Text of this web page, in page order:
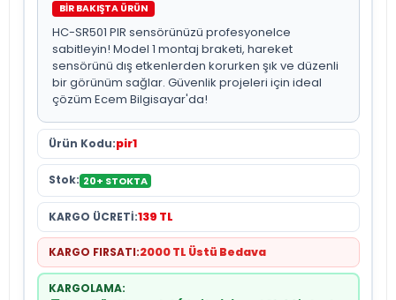
BİR BAKIŞTA ÜRÜN
HC-SR501 PIR sensörünüzü profesyonelce
sabitleyin! Model 1 montaj braketi, hareket
sensörünü dış etkenlerden korurken şık ve düzenli
bir görünüm sağlar. Güvenlik projeleri için ideal
çözüm Ecem Bilgisayar'da!
Ürün Kodu:pir1
Stok: 20+ STOKTA
KARGO ÜCRETİ:139 TL
KARGO FIRSATI:2000 TL Üstü Bedava
KARGOLAMA: